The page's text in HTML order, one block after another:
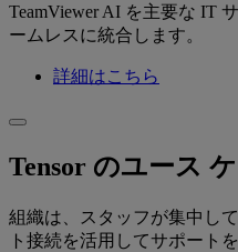
TeamViewer AI を主要な IT
ームレスに統合します。
詳細はこちら
Tensor のユース
組織は、スタッフが集中し
ト接続を活用してサポート